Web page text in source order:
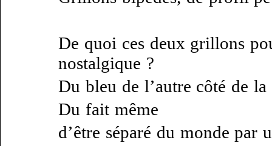
De quoi ces deux grillons
nostalgique ?
Du bleu de l’autre côté de
Du fait même
d’être séparé du monde par